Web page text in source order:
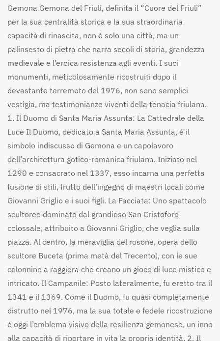
Gemona Gemona del Friuli, definita il “Cuore del Friuli”
per la sua centralità storica e la sua straordinaria
capacità di rinascita, non è solo una città, ma un
palinsesto di pietra che narra secoli di storia, grandezza
medievale e l’eroica resistenza agli eventi. I suoi
monumenti, meticolosamente ricostruiti dopo il
devastante terremoto del 1976, non sono semplici
vestigia, ma testimonianze viventi della tenacia friulana.
1. Il Duomo di Santa Maria Assunta: La Cattedrale della
Luce Il Duomo, dedicato a Santa Maria Assunta, è il
simbolo indiscusso di Gemona e un capolavoro
dell’architettura gotico-romanica friulana. Iniziato nel
1290 e consacrato nel 1337, esso incarna una perfetta
fusione di stili, frutto dell’ingegno di maestri locali come
Giovanni Griglio e i suoi figli. La Facciata: Uno spettacolo
scultoreo dominato dal grandioso San Cristoforo
colossale, attribuito a Giovanni Griglio, che veglia sulla
piazza. Al centro, la meraviglia del rosone, opera dello
scultore Buceta (prima metà del Trecento), con le sue
colonnine a raggiera che creano un gioco di luce mistico e
intricato. Il Campanile: Posto lateralmente, fu eretto tra il
1341 e il 1369. Come il Duomo, fu quasi completamente
distrutto nel 1976, ma la sua totale e fedele ricostruzione
è oggi l’emblema visivo della resilienza gemonese, un inno
alla capacità di riportare in vita la propria identità. 2. Il